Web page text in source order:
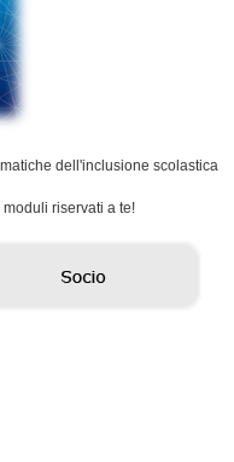
dell'inclusione scolastica
riservati a te!